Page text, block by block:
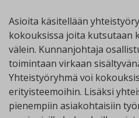
Asioita käsitellään
kokouksissa joita kutsutaan
välein. Kunnanjohtaja
toimintaan virkaan
Yhteistyöryhmä voi
erityisteemoihin. Lisäksi
pienempiin asiakohtaisiin